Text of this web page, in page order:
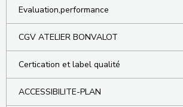
Evaluation,performance
CGV ATELIER BONVALOT
Certication et label qualité
ACCESSIBILITE-PLAN